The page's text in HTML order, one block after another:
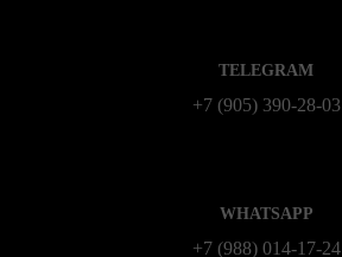
TELEGRAM
+7 (905) 390-28-03
WHATSAPP
+7 (988) 014‑17‑24